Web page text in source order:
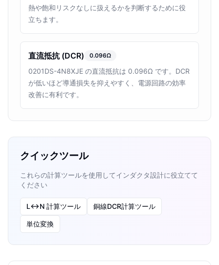
熱や飽和リスクなしに扱えるかを判断するために役
立ちます。
直流抵抗 (DCR) 0.096Ω
0201DS-4N8XJE の直流抵抗は 0.096Ω です。DCR
が低いほど導通損失を抑えやすく、電源回路の効率
改善に有利です。
クイックツール
これらの計算ツールを使用してインダクタ設計に役立てて
ください
L↔N 計算ツール 銅線DCR計算ツール
単位変換